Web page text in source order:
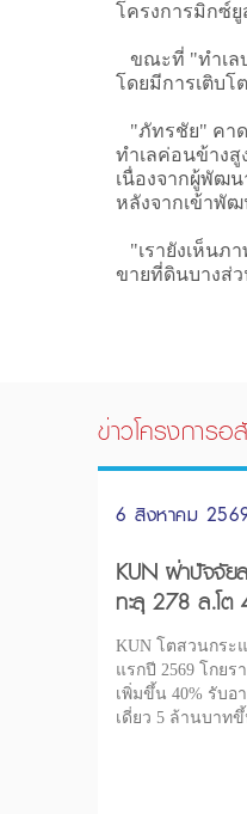
โครงการมิกซ์ยู
ขณะที่ "ทำเลบ
โดยมีการเติบโ
"ภัทรชัย" คาด
ทำเลค่อนข้าง
เนื่องจากผู้พัฒ
หลังจากเข้าพั
"เรายังเห็นภ
ขายที่ดินบางส่
ข่าวโครงการ
6 สิงหาคม
KUN ฝ่าปัจจัย
ทะลุ 278 ล.โต
KUN โตสวนกระ
แรกปี 2569 โกยร
เพิ่มขึ้น 40% รับ
เดี่ยว 5 ล้านบาท